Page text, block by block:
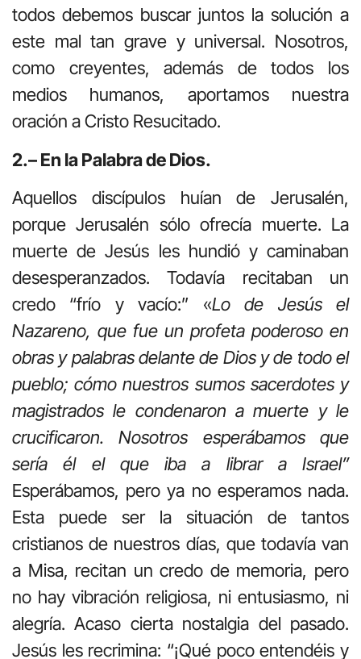
todos debemos buscar juntos la solución a
este mal tan grave y universal. Nosotros,
como creyentes, además de todos los
medios humanos, aportamos nuestra
oración a Cristo Resucitado.
2.– En la Palabra de Dios.
Aquellos discípulos huían de Jerusalén,
porque Jerusalén sólo ofrecía muerte. La
muerte de Jesús les hundió y caminaban
desesperanzados. Todavía recitaban un
credo “frío y vacío:” «Lo de Jesús el
Nazareno, que fue un profeta poderoso en
obras y palabras delante de Dios y de todo el
pueblo; cómo nuestros sumos sacerdotes y
magistrados le condenaron a muerte y le
crucificaron. Nosotros esperábamos que
sería él el que iba a librar a Israel”
Esperábamos, pero ya no esperamos nada.
Esta puede ser la situación de tantos
cristianos de nuestros días, que todavía van
a Misa, recitan un credo de memoria, pero
no hay vibración religiosa, ni entusiasmo, ni
alegría. Acaso cierta nostalgia del pasado.
Jesús les recrimina: “¡Qué poco entendéis y